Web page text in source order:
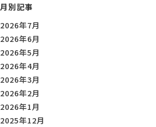
月別記事
2026年7月
2026年6月
2026年5月
2026年4月
2026年3月
2026年2月
2026年1月
2025年12月